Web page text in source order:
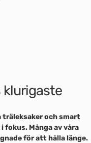
klurigaste
träleksaker och smart
Många av våra
för att hålla länge.